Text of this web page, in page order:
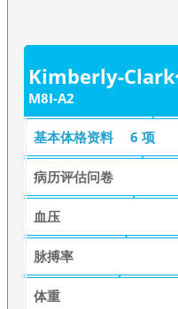
Kimberly-Clark
M8I-A2
基本体格资料 6 项
病历评估问卷
血压
脉搏率
体重